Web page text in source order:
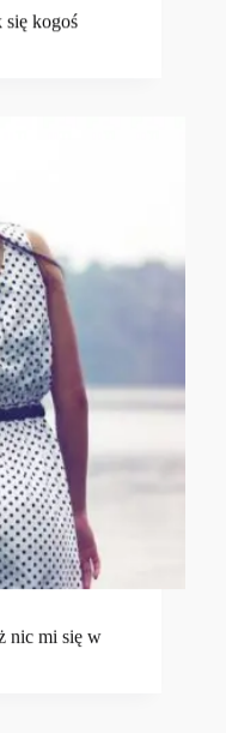
się kogoś
nic mi się w